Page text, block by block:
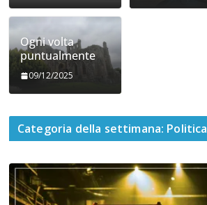
Ogni volta
puntualmente
09/12/2025
Categoria della settimana: Politica